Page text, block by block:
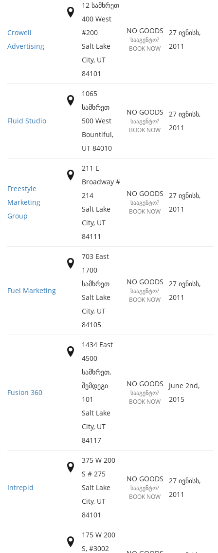
Crowell
Advertising
12 სამხრეთ
400 West
#200
Salt Lake
City, UT
84101
NO GOODS
ᲡᲐᲐᲒᲔᲜᲢᲝ?
BOOK NOW
27 ივნისს,
2011
Fluid Studio
1065
სამხრეთ
500 West
Bountiful,
UT 84010
NO GOODS
ᲡᲐᲐᲒᲔᲜᲢᲝ?
BOOK NOW
27 ივნისს,
2011
Freestyle
Marketing
Group
211 E
Broadway #
214
Salt Lake
City, UT
84111
NO GOODS
ᲡᲐᲐᲒᲔᲜᲢᲝ?
BOOK NOW
27 ივნისს,
2011
Fuel Marketing
703 East
1700
სამხრეთ
Salt Lake
City, UT
84105
NO GOODS
ᲡᲐᲐᲒᲔᲜᲢᲝ?
BOOK NOW
27 ივნისს,
2011
Fusion 360
1434 East
4500
სამხრეთ,
შემდეგი
101
Salt Lake
City, UT
84117
NO GOODS
ᲡᲐᲐᲒᲔᲜᲢᲝ?
BOOK NOW
June 2nd,
2015
Intrepid
375 W 200
S # 275
Salt Lake
City, UT
84101
NO GOODS
ᲡᲐᲐᲒᲔᲜᲢᲝ?
BOOK NOW
27 ივნისს,
2011
175 W 200
S, #3002